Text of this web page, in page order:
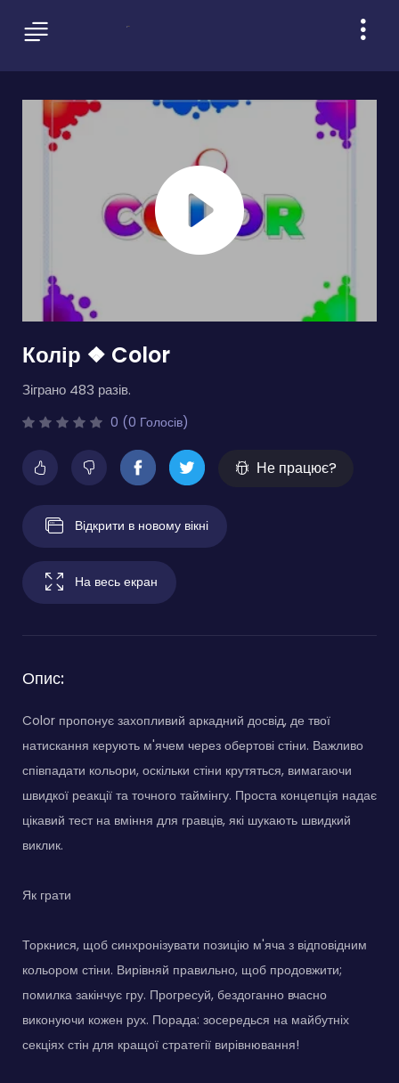
Колір ❖ Color
Зіграно 483 разів.
0 (0 Голосів)
Не працює?
Відкрити в новому вікні
На весь екран
Опис:
Color пропонує захопливий аркадний досвід, де твої
натискання керують м'ячем через обертові стіни. Важливо
співпадати кольори, оскільки стіни крутяться, вимагаючи
швидкої реакції та точного таймінгу. Проста концепція надає
цікавий тест на вміння для гравців, які шукають швидкий
виклик.
Як грати
Торкнися, щоб синхронізувати позицію м'яча з відповідним
кольором стіни. Вирівняй правильно, щоб продовжити;
помилка закінчує гру. Прогресуй, бездоганно вчасно
виконуючи кожен рух. Порада: зосередься на майбутніх
секціях стін для кращої стратегії вирівнювання!